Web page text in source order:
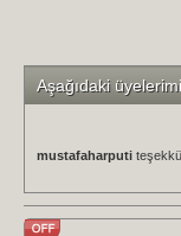
Aşağıdaki
mustafaharputi